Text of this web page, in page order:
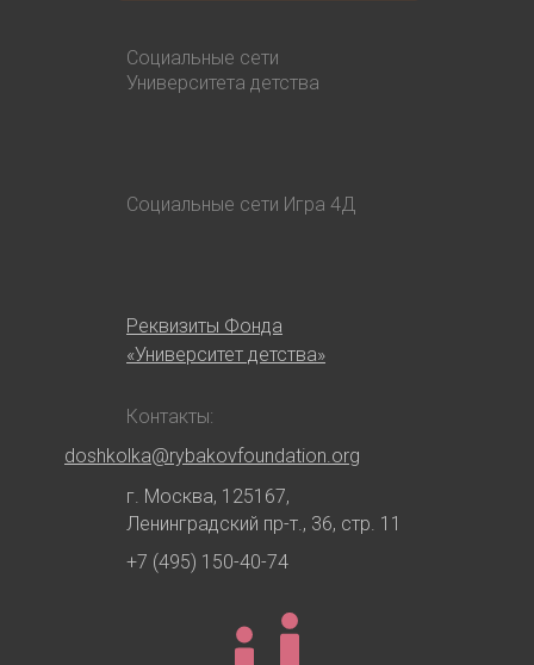
Социальные сети
Университета детства
г. Москва, 125167,
Ленинградский пр-т., 36, стр. 11
Контакты:
doshkolka@rybakovfoundation.org
+7 (495) 150-40-74
Реквизиты Фонда
«Университет детства»
Социальные сети Игра 4Д